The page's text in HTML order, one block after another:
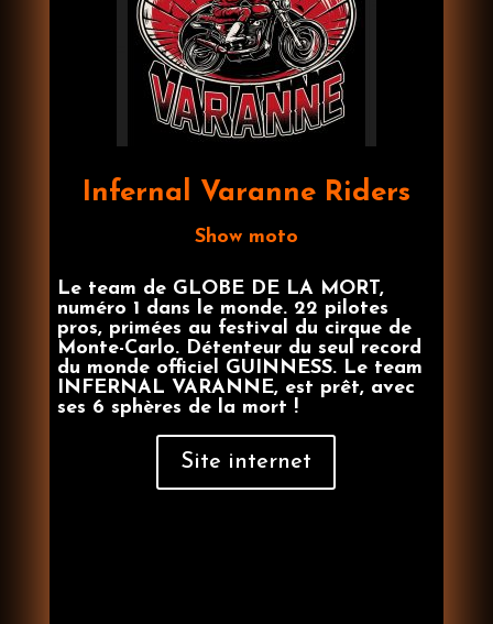
Infernal Varanne Riders
Show moto
Le team de GLOBE DE LA MORT,
numéro 1 dans le monde. 22 pilotes
pros, primées au festival du cirque de
Monte-Carlo. Détenteur du seul record
du monde officiel GUINNESS. Le team
INFERNAL VARANNE, est prêt, avec
ses 6 sphères de la mort !
Site internet